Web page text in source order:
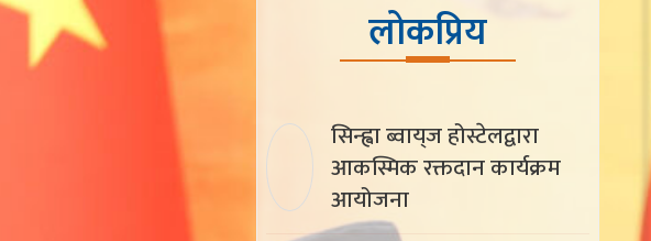
लोकप्रिय
सिन्ह्वा ब्वाय्‌ज होस्टेलद्वारा
आकस्मिक रक्तदान कार्यक्रम
आयोजना